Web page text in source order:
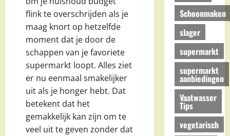
flink te overschrijden als je
maag knort op hetzelfde
moment dat je door de
schappen van je favoriete
supermarkt loopt. Alles ziet
er nu eenmaal smakelijker
uit als je honger hebt. Dat
betekent dat het
gemakkelijk kan zijn om te
veel uit te geven zonder dat
Schoonmaken
slager
supermarkt
supermarkt
aanbiedingen
Vaatwasser
Tips
vegetarisch